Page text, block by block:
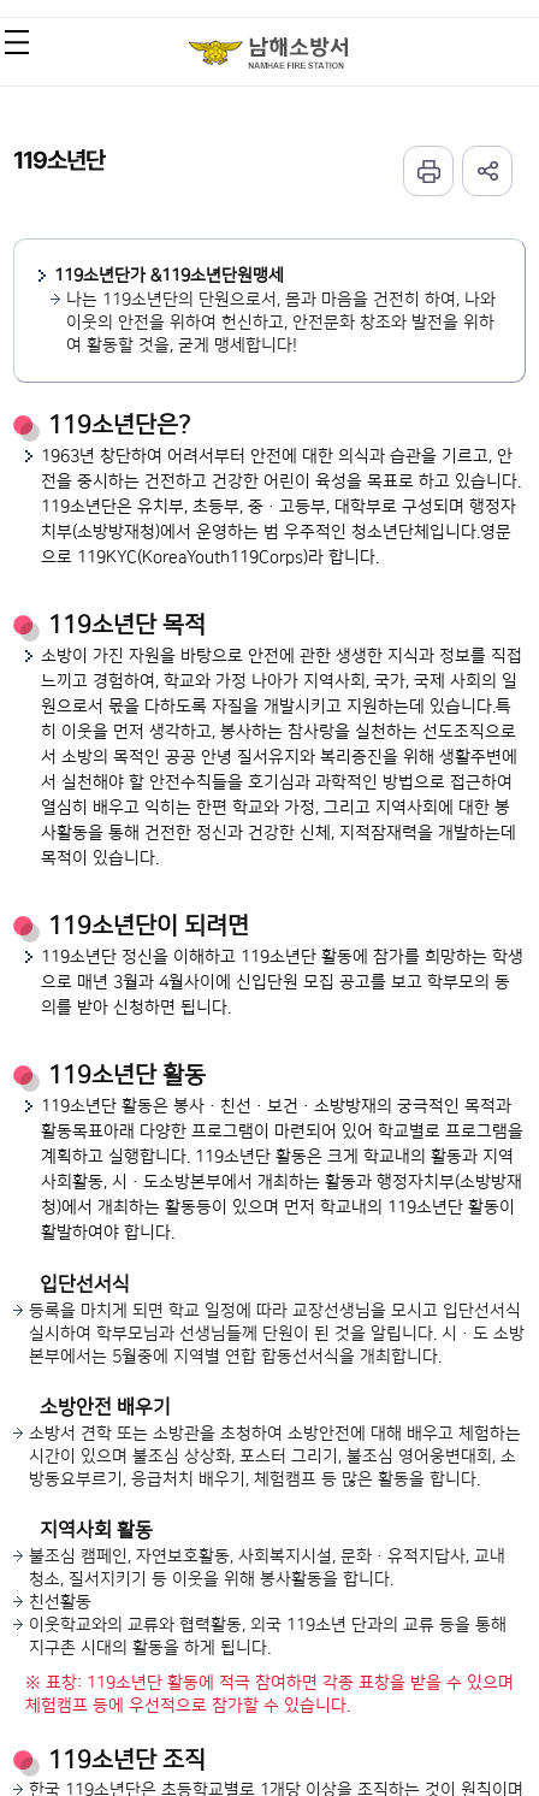
119소년단
119소년단가 &119소년단원맹세
나는 119소년단의 단원으로서, 몸과 마음을 건전히 하여, 나와
이웃의 안전을 위하여 헌신하고, 안전문화 창조와 발전을 위하
여 활동할 것을, 굳게 맹세합니다!
119소년단은?
1963년 창단하여 어려서부터 안전에 대한 의식과 습관을 기르고, 안
전을 중시하는 건전하고 건강한 어린이 육성을 목표로 하고 있습니다.
119소년단은 유치부, 초등부, 중ㆍ고등부, 대학부로 구성되며 행정자
치부(소방방재청)에서 운영하는 범 우주적인 청소년단체입니다.영문
으로 119KYC(KoreaYouth119Corps)라 합니다.
119소년단 목적
소방이 가진 자원을 바탕으로 안전에 관한 생생한 지식과 정보를 직접
느끼고 경험하여, 학교와 가정 나아가 지역사회, 국가, 국제 사회의 일
원으로서 몫을 다하도록 자질을 개발시키고 지원하는데 있습니다.특
히 이웃을 먼저 생각하고, 봉사하는 참사랑을 실천하는 선도조직으로
서 소방의 목적인 공공 안녕 질서유지와 복리증진을 위해 생활주변에
서 실천해야 할 안전수칙들을 호기심과 과학적인 방법으로 접근하여
열심히 배우고 익히는 한편 학교와 가정, 그리고 지역사회에 대한 봉
사활동을 통해 건전한 정신과 건강한 신체, 지적잠재력을 개발하는데
목적이 있습니다.
119소년단이 되려면
119소년단 정신을 이해하고 119소년단 활동에 참가를 희망하는 학생
으로 매년 3월과 4월사이에 신입단원 모집 공고를 보고 학부모의 동
의를 받아 신청하면 됩니다.
119소년단 활동
119소년단 활동은 봉사·친선·보건·소방방재의 궁극적인 목적과
활동목표아래 다양한 프로그램이 마련되어 있어 학교별로 프로그램을
계획하고 실행합니다. 119소년단 활동은 크게 학교내의 활동과 지역
사회활동, 시·도소방본부에서 개최하는 활동과 행정자치부(소방방재
청)에서 개최하는 활동등이 있으며 먼저 학교내의 119소년단 활동이
활발하여야 합니다.
입단선서식
등록을 마치게 되면 학교 일정에 따라 교장선생님을 모시고 입단선서식
실시하여 학부모님과 선생님들께 단원이 된 것을 알립니다. 시ㆍ도 소방
본부에서는 5월중에 지역별 연합 합동선서식을 개최합니다.
소방안전 배우기
소방서 견학 또는 소방관을 초청하여 소방안전에 대해 배우고 체험하는
시간이 있으며 불조심 상상화, 포스터 그리기, 불조심 영어웅변대회, 소
방동요부르기, 응급처치 배우기, 체험캠프 등 많은 활동을 합니다.
지역사회 활동
불조심 캠페인, 자연보호활동, 사회복지시설, 문화ㆍ유적지답사, 교내
청소, 질서지키기 등 이웃을 위해 봉사활동을 합니다.
친선활동
이웃학교와의 교류와 협력활동, 외국 119소년 단과의 교류 등을 통해
지구촌 시대의 활동을 하게 됩니다.
※ 표창: 119소년단 활동에 적극 참여하면 각종 표창을 받을 수 있으며
체험캠프 등에 우선적으로 참가할 수 있습니다.
119소년단 조직
한국 119소년단은 초등학교별로 1개당 이상을 조직하는 것이 원칙이며